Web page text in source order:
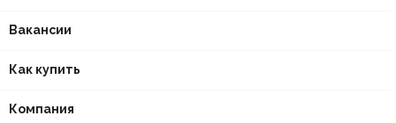
Вакансии
Как купить
Компания